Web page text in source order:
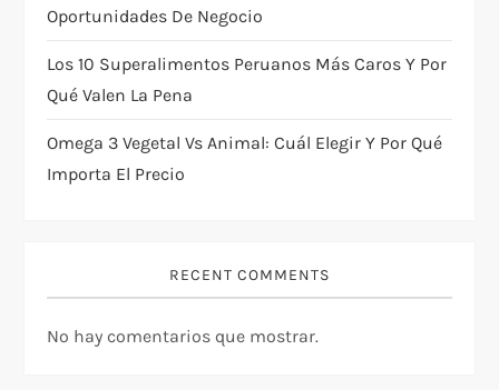
Oportunidades De Negocio
Los 10 Superalimentos Peruanos Más Caros Y Por
Qué Valen La Pena
Omega 3 Vegetal Vs Animal: Cuál Elegir Y Por Qué
Importa El Precio
RECENT COMMENTS
No hay comentarios que mostrar.